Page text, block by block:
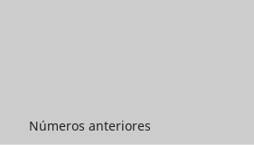
Números anteriores